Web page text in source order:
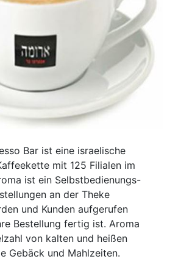
Bar ist eine israelische
mit 125 Filialen im
ist ein Selbstbedienungs-
an der Theke
und Kunden aufgerufen
Bestellung fertig ist. Aroma
von kalten und heißen
Gebäck und Mahlzeiten.